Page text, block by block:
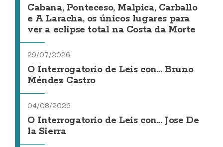
Cabana, Ponteceso, Malpica, Carballo
e A Laracha, os únicos lugares para
ver a eclipse total na Costa da Morte
29/07/2026
O Interrogatorio de Leis con... Bruno
Méndez Castro
04/08/2026
O Interrogatorio de Leis con... Jose De
la Sierra